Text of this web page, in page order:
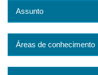
Assunto
Áreas de conhecimento